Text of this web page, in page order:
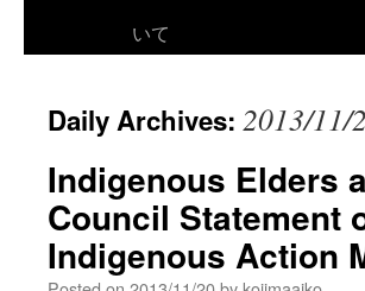
いて
Daily Archives: 2013/11/
Indigenous Elders
Council Statement
Indigenous Action